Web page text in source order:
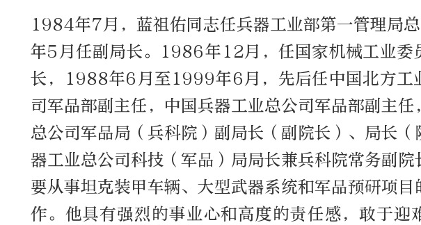
1984年7月，蓝祖佑同志任兵器工业部第一管理局
年5月任副局长。1986年12月，任国家机械工业委
长，1988年6月至1999年6月，先后任中国北方工
司军品部副主任，中国兵器工业总公司军品部副主任
总公司军品局（兵科院）副局长（副院长）、局长（
器工业总公司科技（军品）局局长兼兵科院常务副院
要从事坦克装甲车辆、大型武器系统和军品预研项目
作。他具有强烈的事业心和高度的责任感，敢于迎